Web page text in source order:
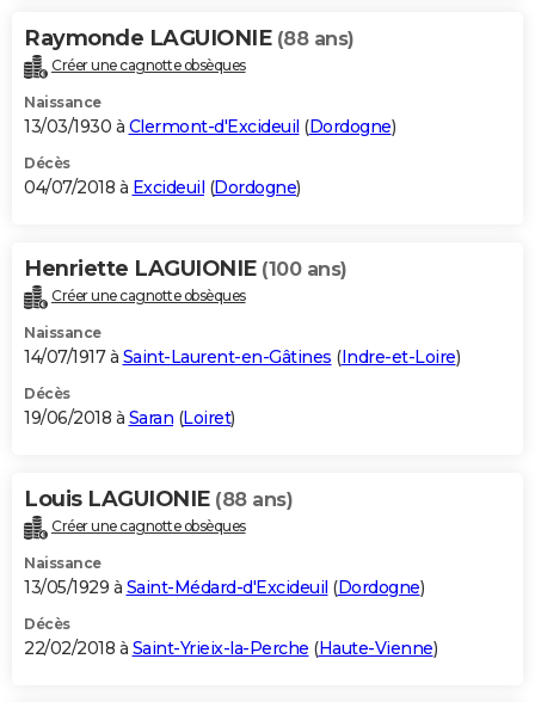
Raymonde LAGUIONIE (88 ans)
Créer une cagnotte obsèques
Naissance
13/03/1930 à Clermont-d'Excideuil (Dordogne)
Décès
04/07/2018 à Excideuil (Dordogne)
Henriette LAGUIONIE (100 ans)
Créer une cagnotte obsèques
Naissance
14/07/1917 à Saint-Laurent-en-Gâtines (Indre-et-Loire)
Décès
19/06/2018 à Saran (Loiret)
Louis LAGUIONIE (88 ans)
Créer une cagnotte obsèques
Naissance
13/05/1929 à Saint-Médard-d'Excideuil (Dordogne)
Décès
22/02/2018 à Saint-Yrieix-la-Perche (Haute-Vienne)